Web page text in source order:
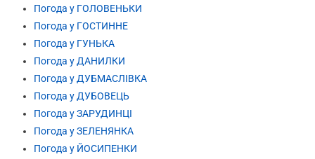
Погода у ГОЛОВЕНЬКИ
Погода у ГОСТИННЕ
Погода у ГУНЬКА
Погода у ДАНИЛКИ
Погода у ДУБМАСЛІВКА
Погода у ДУБОВЕЦЬ
Погода у ЗАРУДИНЦІ
Погода у ЗЕЛЕНЯНКА
Погода у ЙОСИПЕНКИ